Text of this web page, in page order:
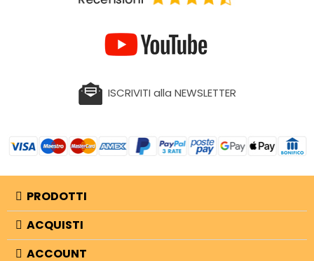
ISCRIVITI alla NEWSLETTER
PRODOTTI
ACQUISTI
ACCOUNT